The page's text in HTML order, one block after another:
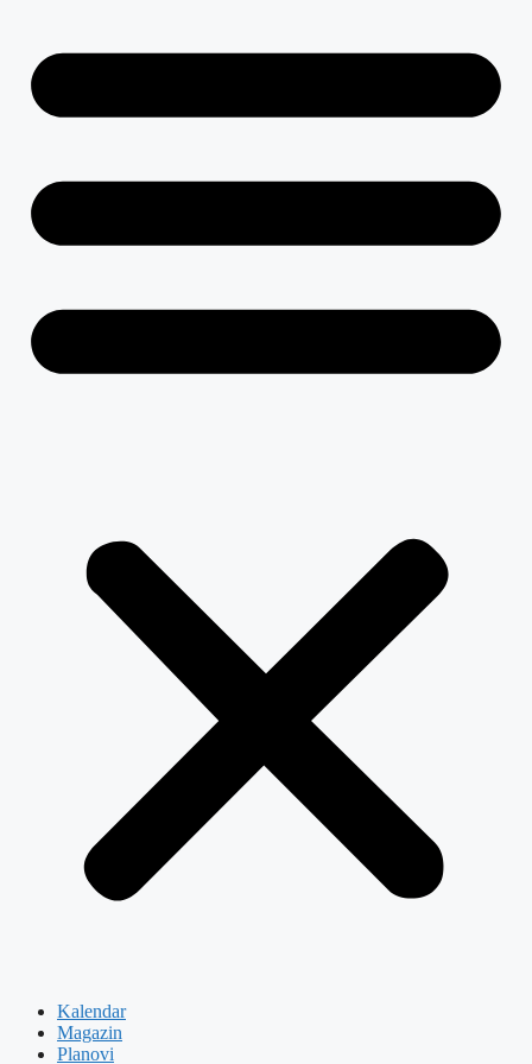
Kalendar
Magazin
Planovi